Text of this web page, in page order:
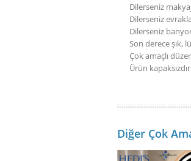
Dilerseniz
Dilerseniz
Dilerseniz
Son derece şık,
Çok amaçlı
Ürün
Diğer Çok